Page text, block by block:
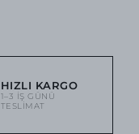
HIZLI KARGO
1–3 IŞ GÜNÜ
TESLIMAT